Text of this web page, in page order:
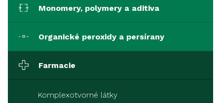
Monomery, polymery a aditiva
Organické peroxidy a persírany
Farmacie
Komplexotvorné látky